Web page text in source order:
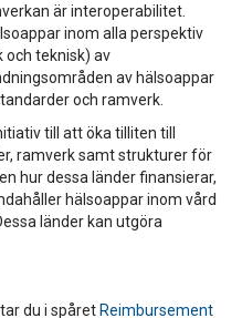
är interoperabilitet.
inom alla perspektiv
och teknisk) av
av hälsoappar
och ramverk.
till att öka tilliten till
ramverk samt strukturer för
hur dessa länder finansierar,
hälsoappar inom vård
länder kan utgöra
du i spåret Reimbursement